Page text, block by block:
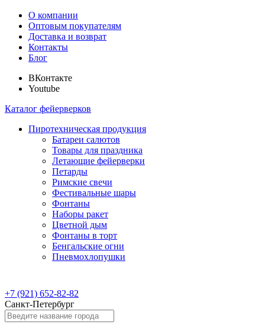
О компании
Оптовым покупателям
Доставка и возврат
Контакты
Блог
ВКонтакте
Youtube
Каталог фейерверков
Пиротехническая продукция
Батареи салютов
Товары для праздника
Летающие фейерверки
Петарды
Римские свечи
Фестивальные шары
Фонтаны
Наборы ракет
Цветной дым
Фонтаны в торт
Бенгальские огни
Пневмохлопушки
+7 (921) 652-82-82
Санкт-Петербург